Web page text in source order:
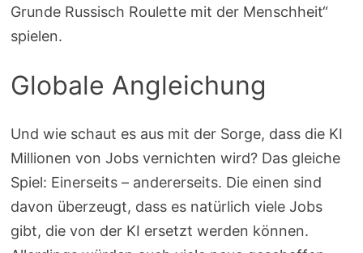
Grunde Russisch Roulette mit der Menschheit“
spielen.
Globale Angleichung
Und wie schaut es aus mit der Sorge, dass die KI
Millionen von Jobs vernichten wird? Das gleiche
Spiel: Einerseits – andererseits. Die einen sind
davon überzeugt, dass es natürlich viele Jobs
gibt, die von der KI ersetzt werden können.